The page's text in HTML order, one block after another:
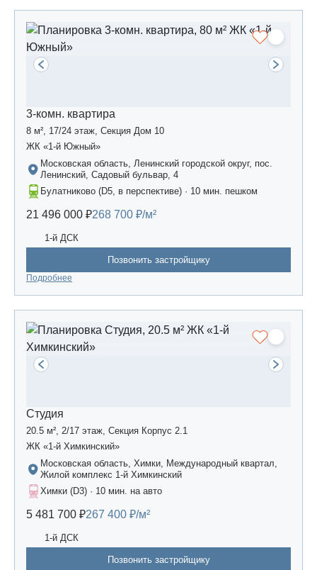
3-комн. квартира
8 м², 17/24 этаж, Секция Дом 10
ЖК «1-й Южный»
Московская область, Ленинский городской округ, пос.
Ленинский, Садовый бульвар, 4
Булатниково (D5, в перспективе) · 10 мин. пешком
21 496 000 ₽268 700 ₽/м²
1-й ДСК
Позвонить застройщику
Подробнее
Студия
20.5 м², 2/17 этаж, Секция Корпус 2.1
ЖК «1-й Химкинский»
Московская область, Химки, Международный квартал,
Жилой комплекс 1-й Химкинский
Химки (D3) · 10 мин. на авто
5 481 700 ₽267 400 ₽/м²
1-й ДСК
Позвонить застройщику